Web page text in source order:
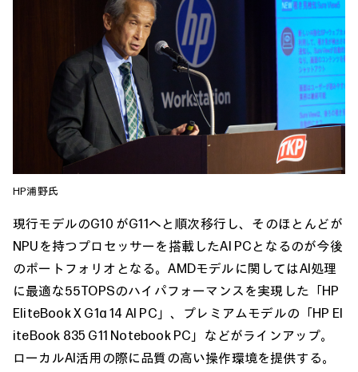
HP浦野氏
現行モデルのG10 がG11へと順次移行し、そのほとんどが
NPUを持つプロセッサーを搭載したAI PCとなるのが今後
のポートフォリオとなる。AMDモデルに関してはAI処理
に最適な55TOPSのハイパフォーマンスを実現した「HP
EliteBook X G1a 14 AI PC」、プレミアムモデルの「HP El
iteBook 835 G11 Notebook PC」などがラインアップ。
ローカルAI活用の際に品質の高い操作環境を提供する。